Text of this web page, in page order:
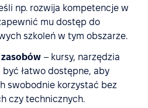
np. rozwija kompetencje w
mu dostęp do
szkoleń w tym obszarze.
– kursy, narzędzia
być łatwo dostępne, aby
swobodnie korzystać bez
czy technicznych.